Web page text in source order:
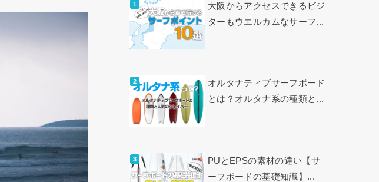
大阪からアクセスできるビジ
ターもウエルカムなサーフ...
オルタナティブサーフボード
とは？オルタナ系の種類と...
PUとEPSの素材の違い【サ
ーフボードの基礎知識】...